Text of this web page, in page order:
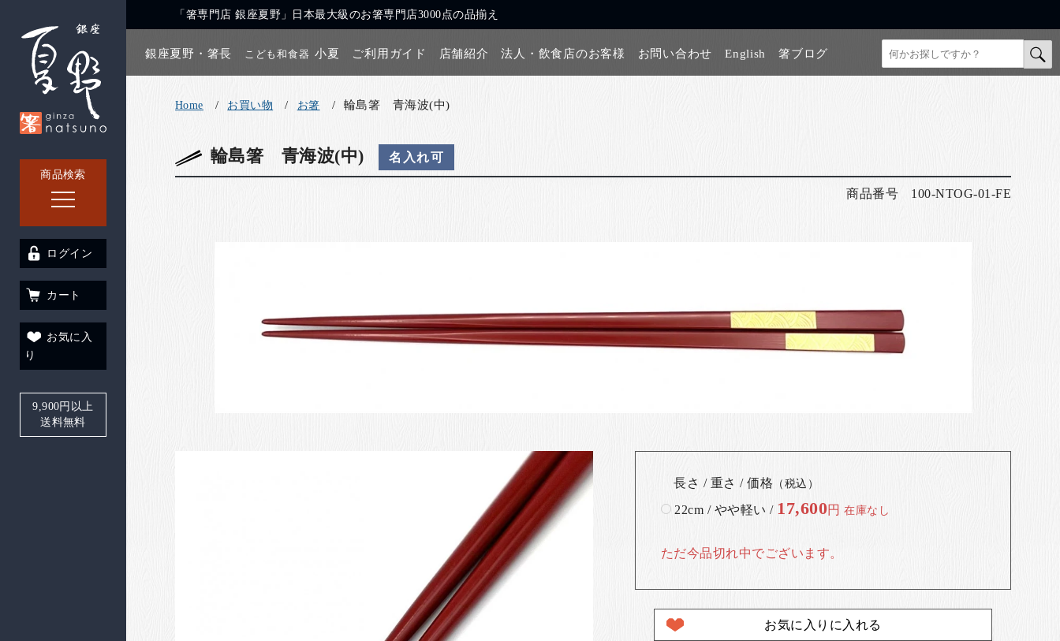
商品検索
「箸専門店 銀座夏野」日本最大級のお箸専門店3000点の品揃え
銀座夏野・箸長 こども和食器 小夏 ご利用ガイド 店舗紹介 法人・飲食店のお客様 お問い合わせ English 箸ブログ
ログイン
カート
お気に入
り
9,900円以上
送料無料
Home お買い物 お箸 輪島箸 青海波(中)
輪島箸 青海波(中) 名入れ可
商品番号 100-NTOG-01-FE
長さ / 重さ / 価格 （税込）
22cm / やや軽い / 17,600円 在庫なし
ただ今品切れ中でございます。
お気に入りに入れる